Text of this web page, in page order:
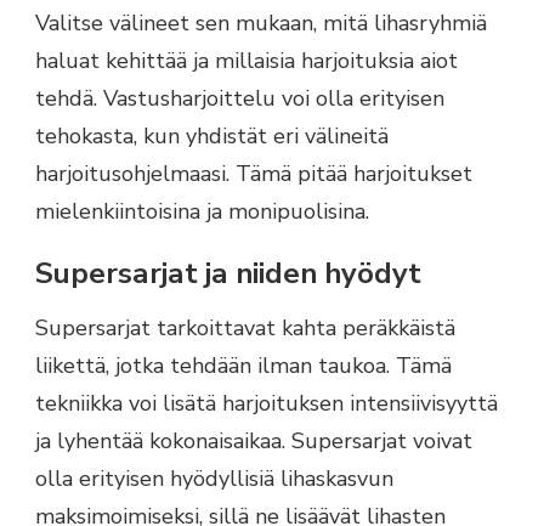
Valitse välineet sen mukaan, mitä lihasryhmiä
haluat kehittää ja millaisia harjoituksia aiot
tehdä. Vastusharjoittelu voi olla erityisen
tehokasta, kun yhdistät eri välineitä
harjoitusohjelmaasi. Tämä pitää harjoitukset
mielenkiintoisina ja monipuolisina.
Supersarjat ja niiden hyödyt
Supersarjat tarkoittavat kahta peräkkäistä
liikettä, jotka tehdään ilman taukoa. Tämä
tekniikka voi lisätä harjoituksen intensiivisyyttä
ja lyhentää kokonaisaikaa. Supersarjat voivat
olla erityisen hyödyllisiä lihaskasvun
maksimoimiseksi, sillä ne lisäävät lihasten